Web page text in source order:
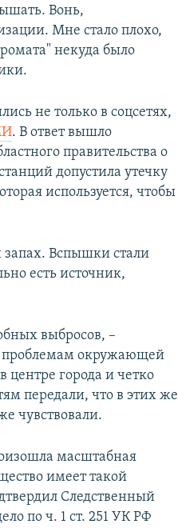
Вонь,
Мне стало плохо,
некуда было
не только в соцсетях,
. В ответ вышло
правительства о
допустила утечку
используется, чтобы
запах. Вспышки стали
есть источник,
выбросов, –
проблемам окружающей
города и четко
передали, что в этих же
чувствовали.
масштабная
имеет такой
Следственный
по ч. 1 ст. 251 УК РФ